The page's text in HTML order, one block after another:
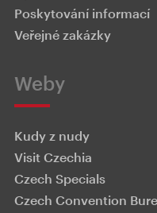
Poskytování informací
Veřejné zakázky
Weby
Kudy z nudy
Visit Czechia
Czech Specials
Czech Convention